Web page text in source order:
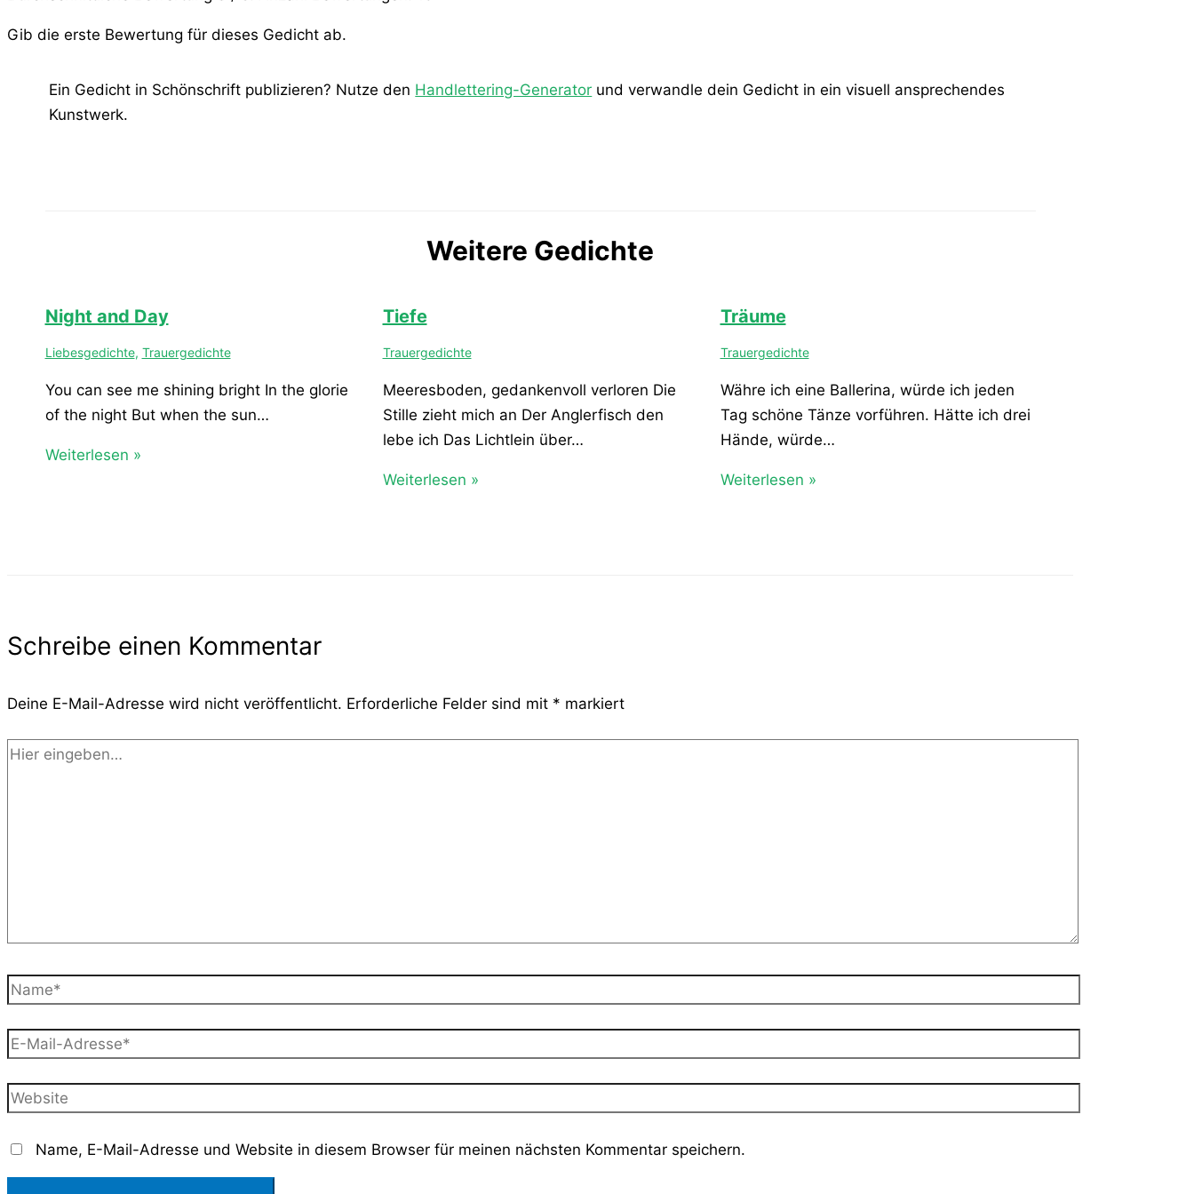
Gib die erste Bewertung für dieses Gedicht ab.
Ein Gedicht in Schönschrift publizieren? Nutze den Handlettering-Generator und verwandle dein Gedicht in ein visuell ansprechendes
Kunstwerk.
Weitere Gedichte
Night and Day
Liebesgedichte, Trauergedichte
You can see me shining bright In the glorie
of the night But when the sun…
Weiterlesen »
Tiefe
Trauergedichte
Meeresboden, gedankenvoll verloren Die
Stille zieht mich an Der Anglerfisch den
lebe ich Das Lichtlein über…
Weiterlesen »
Träume
Trauergedichte
Währe ich eine Ballerina, würde ich jeden
Tag schöne Tänze vorführen. Hätte ich drei
Hände, würde…
Weiterlesen »
Schreibe einen Kommentar
Deine E-Mail-Adresse wird nicht veröffentlicht. Erforderliche Felder sind mit * markiert
Hier
Name*
E-
Adresse*
Website
Name, E-Mail-Adresse und Website in diesem Browser für meinen nächsten Kommentar speichern.